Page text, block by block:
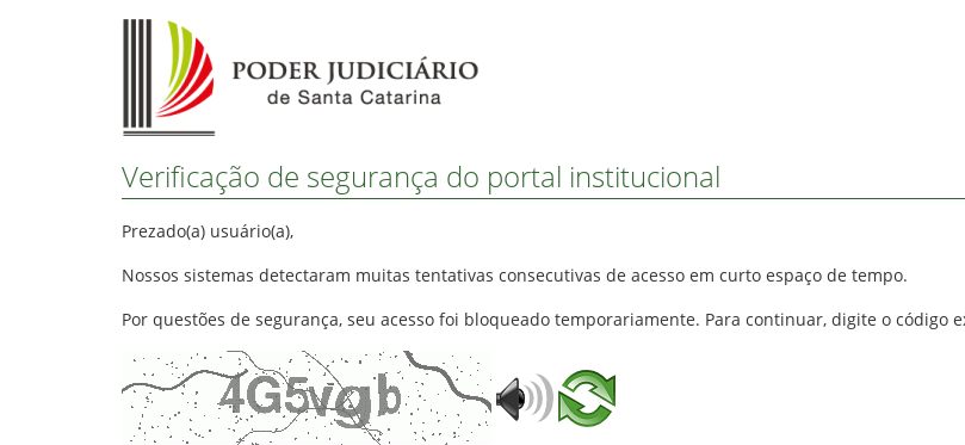
Verificação de segurança do portal institucional
Prezado(a) usuário(a),
Nossos sistemas detectaram muitas tentativas consecutivas de acesso em curto espaço de tempo.
Por questões de segurança, seu acesso foi bloqueado temporariamente. Para continuar, digite o código